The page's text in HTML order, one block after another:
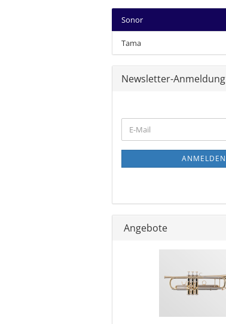
Sonor
Tama
Newsletter-Anmeldung
ZUR
NEWSLETTER-
E-
Mail
ANMELDEN
Angebote